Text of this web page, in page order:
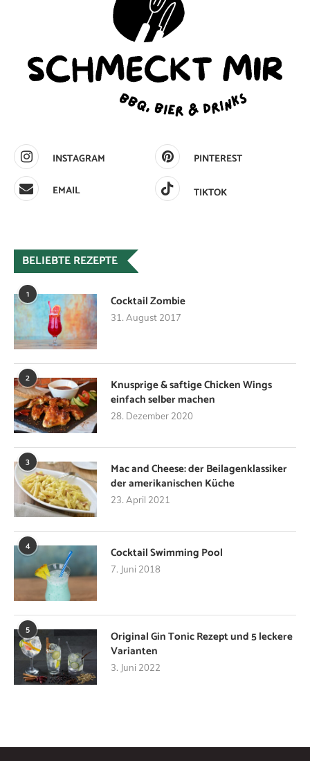
INSTAGRAM
PINTEREST
EMAIL
TIKTOK
BELIEBTE REZEPTE
1 Cocktail Zombie
31. August 2017
2
Knusprige & saftige Chicken Wings
einfach selber machen
28. Dezember 2020
3
Mac and Cheese: der Beilagenklassiker
der amerikanischen Küche
23. April 2021
4 Cocktail Swimming Pool
7. Juni 2018
5
Original Gin Tonic Rezept und 5 leckere
Varianten
3. Juni 2022